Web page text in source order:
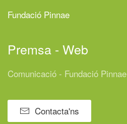
Fundació Pinnae
Premsa - Web
Comunicació - Fundació Pinnae
Contacta'ns